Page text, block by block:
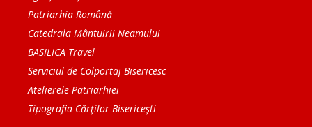
Patriarhia Română
Catedrala Mântuirii Neamului
BASILICA Travel
Serviciul de Colportaj Bisericesc
Atelierele Patriarhiei
Tipografia Cărţilor Bisericeşti